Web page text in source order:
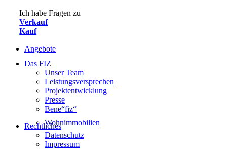
Angebote
Wohnimmobilien
Ich habe Fragen zu
Verkauf
Kauf
Das FIZ
Unser Team
Leistungsversprechen
Projektentwicklung
Presse
Bene“fiz“
Rechtliches
Datenschutz
Impressum